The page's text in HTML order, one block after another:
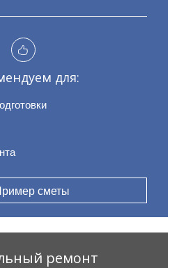
для:
сметы
ремонт